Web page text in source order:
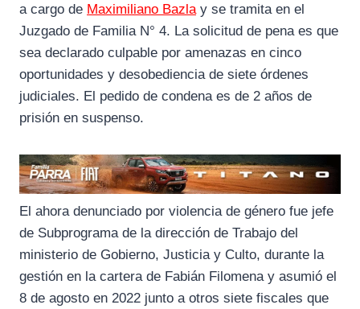
a cargo de Maximiliano Bazla y se tramita en el
Juzgado de Familia N° 4. La solicitud de pena es que
sea declarado culpable por amenazas en cinco
oportunidades y desobediencia de siete órdenes
judiciales. El pedido de condena es de 2 años de
prisión en suspenso.
El ahora denunciado por violencia de género fue jefe
de Subprograma de la dirección de Trabajo del
ministerio de Gobierno, Justicia y Culto, durante la
gestión en la cartera de Fabián Filomena y asumió el
8 de agosto en 2022 junto a otros siete fiscales que